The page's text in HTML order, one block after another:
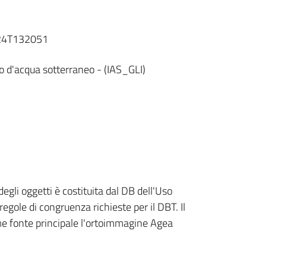
d'acqua sotterraneo - (IAS_GLI)
oggetti è costituita dal DB dell'Uso
di congruenza richieste per il DBT. Il
fonte principale l'ortoimmagine Agea